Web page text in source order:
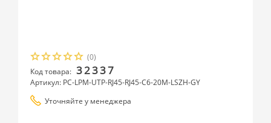
(0)
Код товара: 32337
Артикул: PC-LPM-UTP-RJ45-RJ45-C6-20M-LSZH-GY
Уточняйте у менеджера